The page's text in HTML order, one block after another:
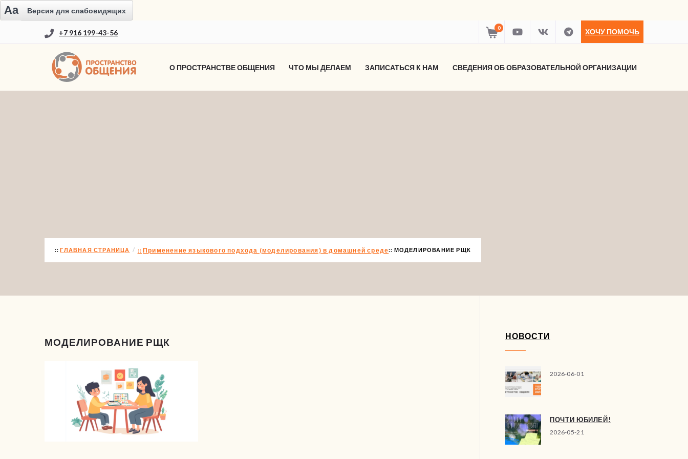
Aa Версия для слабовидящих
+7 916 199-43-56
0 ХОЧУ ПОМОЧЬ
О ПРОСТРАНСТВЕ ОБЩЕНИЯ ЧТО МЫ ДЕЛАЕМ ЗАПИСАТЬСЯ К НАМ СВЕДЕНИЯ ОБ ОБРАЗОВАТЕЛЬНОЙ ОРГАНИЗАЦИИ
ГЛАВНАЯ СТРАНИЦА Применение языкового подхода (моделирования) в домашней среде МОДЕЛИРОВАНИЕ РЩК
МОДЕЛИРОВАНИЕ РЩК
НОВОСТИ
2026-06-01
ПОЧТИ ЮБИЛЕЙ!
2026-05-21